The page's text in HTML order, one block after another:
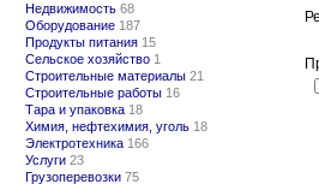
Недвижимость 68
Оборудование 187
Продукты питания 15
Сельское хозяйство 1
Строительные материалы 21
Строительные работы 16
Тара и упаковка 18
Химия, нефтехимия, уголь 18
Электротехника 166
Услуги 23
Грузоперевозки 75